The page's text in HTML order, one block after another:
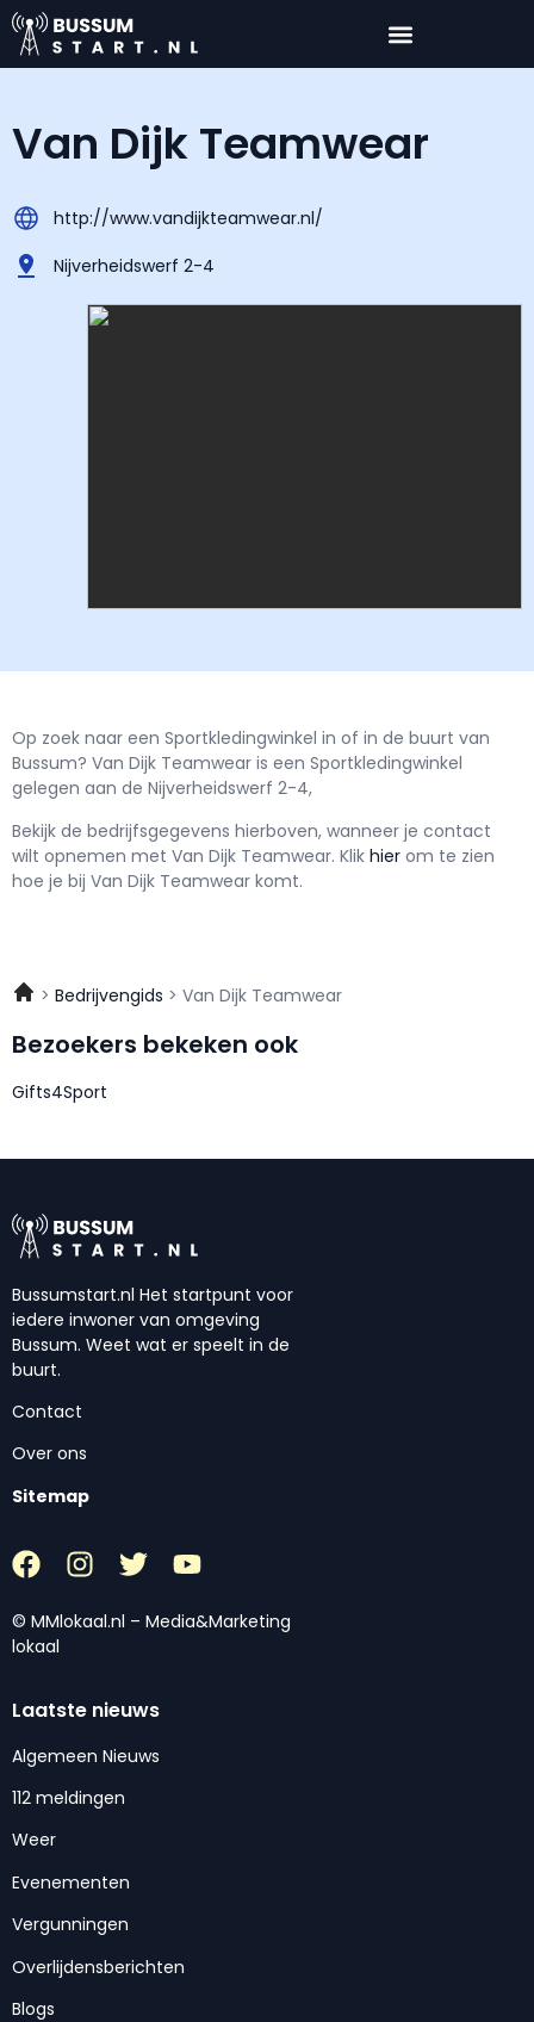
Van Dijk Teamwear
http://www.vandijkteamwear.nl/
Nijverheidswerf 2-4
Op zoek naar een Sportkledingwinkel in of in de buurt van
Bussum? Van Dijk Teamwear is een Sportkledingwinkel
gelegen aan de Nijverheidswerf 2-4,
Bekijk de bedrijfsgegevens hierboven, wanneer je contact
wilt opnemen met Van Dijk Teamwear. Klik hier om te zien
hoe je bij Van Dijk Teamwear komt.
Bedrijvengids Van Dijk Teamwear
Bezoekers bekeken ook
Gifts4Sport
Bussumstart.nl Het startpunt voor
iedere inwoner van omgeving
Bussum. Weet wat er speelt in de
buurt.
Contact
Over ons
Sitemap
© MMlokaal.nl – Media&Marketing
lokaal
Laatste nieuws
Algemeen Nieuws
112 meldingen
Weer
Evenementen
Vergunningen
Overlijdensberichten
Blogs